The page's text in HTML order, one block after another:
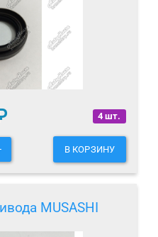
4 шт.
В КОРЗИНУ
MUSASHI